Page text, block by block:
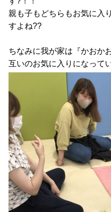
親も子もどちらもお気に入
すよね??
ちなみに我が家は『かおか
互いのお気に入りになって